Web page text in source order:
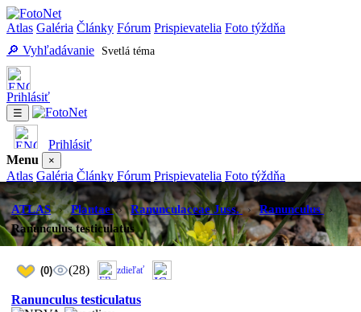
Atlas Galéria Články Fórum Prispievatelia Foto týždňa
🔎 Vyhľadávanie
Svetlá téma
Prihlásiť
☰
Prihlásiť
Menu
×
Atlas Galéria Články Fórum Prispievatelia Foto týždňa
Vyhľadávanie Svetlá téma
ATLAS › Plantae › Ranunculaceae Juss. › Ranunculus
›
Ranunculus testiculatus
(0) (28) zdieľať
Ranunculus testiculatus